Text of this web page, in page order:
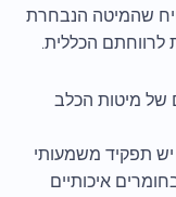
שהמיטה הנבחרת
לרווחתם הכללית.
של מיטות הכלב
תפקיד משמעותי
איכותיים